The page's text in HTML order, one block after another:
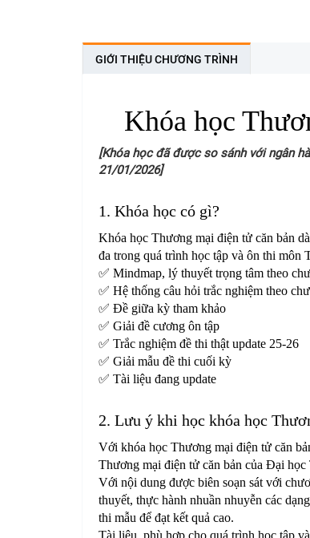
GIỚI THIỆU CHƯƠNG TRÌNH
Khóa học
[Khóa học đã được so sánh với ngân
21/01/2026]
1. Khóa học có gì?
Khóa học Thương mại điện tử căn bản
đa trong quá trình học tập và ôn thi môn
✅ Mindmap, lý thuyết trọng tâm theo
✅ Hệ thống câu hỏi trắc nghiệm theo
✅ Đề giữa kỳ tham khảo
✅ Giải đề cương ôn tập
✅ Trắc nghiệm đề thi thật update 25-26
✅ Giải mẫu đề thi cuối kỳ
✅ Tài liệu đang update
2. Lưu ý khi học khóa học
Với khóa học Thương mại điện tử căn
Thương mại điện tử căn bản của Đại
Với nội dung được biên soạn sát với
thuyết, thực hành nhuần nhuyễn các
thi mẫu để đạt kết quả cao.
Tài liệu phù hợp cho quá trình học tập